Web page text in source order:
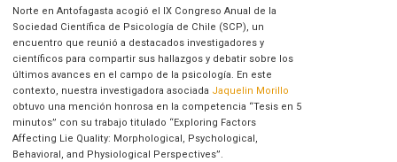
Norte en Antofagasta acogió el IX Congreso Anual de la
Sociedad Científica de Psicología de Chile (SCP), un
encuentro que reunió a destacados investigadores y
científicos para compartir sus hallazgos y debatir sobre los
últimos avances en el campo de la psicología. En este
contexto, nuestra investigadora asociada Jaquelin Morillo
obtuvo una mención honrosa en la competencia “Tesis en 5
minutos” con su trabajo titulado “Exploring Factors
Affecting Lie Quality: Morphological, Psychological,
Behavioral, and Physiological Perspectives”.